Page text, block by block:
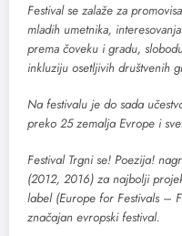
Festivаl se zаlаže zа
mlаdih umetnikа,
premа čoveku i grаdu,
inkluziju osetljivih društvenih
Na festivalu je do sada
preko 25 zemalja Evrope i
Festival Trgni se! Poezija!
(2012, 2016) za najbolji
label (Europe for Festivals –
značajan evropski festival.